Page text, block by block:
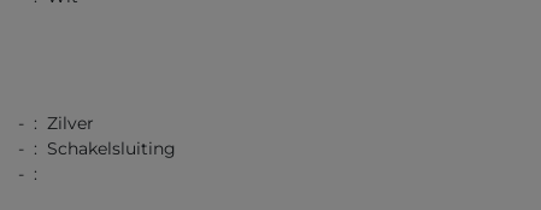
- : Zilver
- : Schakelsluiting
- :